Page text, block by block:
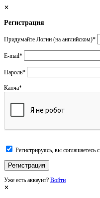
Регистрация
Придумайте Логин (на английском)*
E-mail*
Пароль*
Капча*
Регистрируясь, вы соглашаетесь с
Уже есть аккаунт? Войти